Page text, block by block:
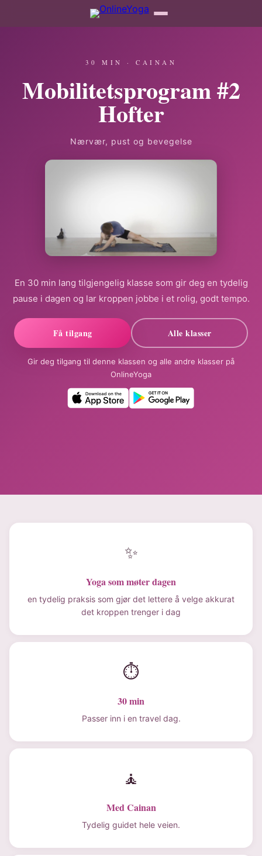
30 MIN · CAINAN
Mobilitetsprogram #2
Hofter
Nærvær, pust og bevegelse
En 30 min lang tilgjengelig klasse som gir deg en tydelig
pause i dagen og lar kroppen jobbe i et rolig, godt tempo.
Få tilgang Alle klasser
Gir deg tilgang til denne klassen og alle andre klasser på
OnlineYoga
✨
Yoga som møter dagen
en tydelig praksis som gjør det lettere å velge akkurat
det kroppen trenger i dag
⏱
30 min
Passer inn i en travel dag.
🧘
Med Cainan
Tydelig guidet hele veien.